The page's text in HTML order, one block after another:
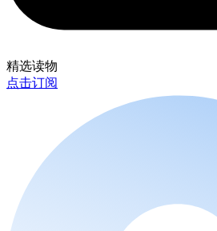
精选读物
点击订阅